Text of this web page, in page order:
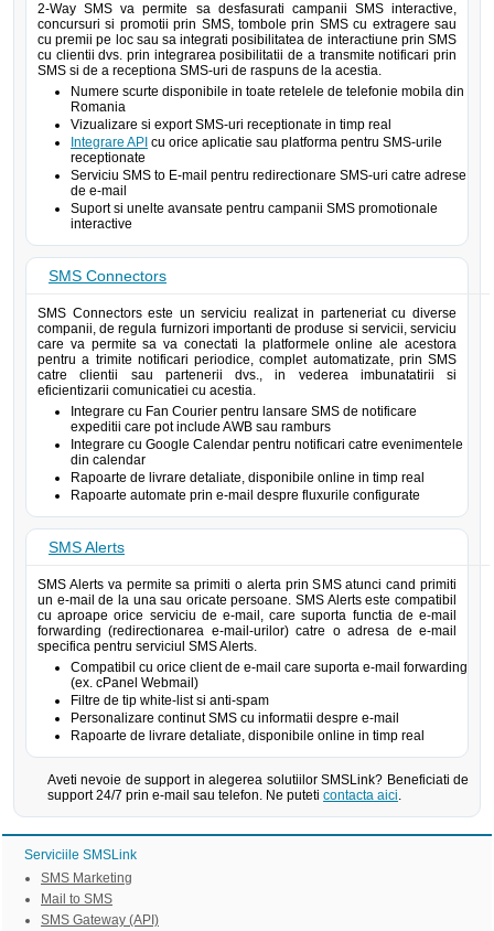
2-Way SMS va permite sa desfasurati campanii SMS interactive,
concursuri si promotii prin SMS, tombole prin SMS cu extragere sau
cu premii pe loc sau sa integrati posibilitatea de interactiune prin SMS
cu clientii dvs. prin integrarea posibilitatii de a transmite notificari prin
SMS si de a receptiona SMS-uri de raspuns de la acestia.
Numere scurte disponibile in toate retelele de telefonie mobila din
Romania
Vizualizare si export SMS-uri receptionate in timp real
Integrare API cu orice aplicatie sau platforma pentru SMS-urile
receptionate
Serviciu SMS to E-mail pentru redirectionare SMS-uri catre adrese
de e-mail
Suport si unelte avansate pentru campanii SMS promotionale
interactive
SMS Connectors
SMS Connectors este un serviciu realizat in parteneriat cu diverse
companii, de regula furnizori importanti de produse si servicii, serviciu
care va permite sa va conectati la platformele online ale acestora
pentru a trimite notificari periodice, complet automatizate, prin SMS
catre clientii sau partenerii dvs., in vederea imbunatatirii si
eficientizarii comunicatiei cu acestia.
Integrare cu Fan Courier pentru lansare SMS de notificare
expeditii care pot include AWB sau ramburs
Integrare cu Google Calendar pentru notificari catre evenimentele
din calendar
Rapoarte de livrare detaliate, disponibile online in timp real
Rapoarte automate prin e-mail despre fluxurile configurate
SMS Alerts
SMS Alerts va permite sa primiti o alerta prin SMS atunci cand primiti
un e-mail de la una sau oricate persoane. SMS Alerts este compatibil
cu aproape orice serviciu de e-mail, care suporta functia de e-mail
forwarding (redirectionarea e-mail-urilor) catre o adresa de e-mail
specifica pentru serviciul SMS Alerts.
Compatibil cu orice client de e-mail care suporta e-mail forwarding
(ex. cPanel Webmail)
Filtre de tip white-list si anti-spam
Personalizare continut SMS cu informatii despre e-mail
Rapoarte de livrare detaliate, disponibile online in timp real
Aveti nevoie de support in alegerea solutiilor SMSLink? Beneficiati de
support 24/7 prin e-mail sau telefon. Ne puteti contacta aici.
Serviciile SMSLink
SMS Marketing
Mail to SMS
SMS Gateway (API)